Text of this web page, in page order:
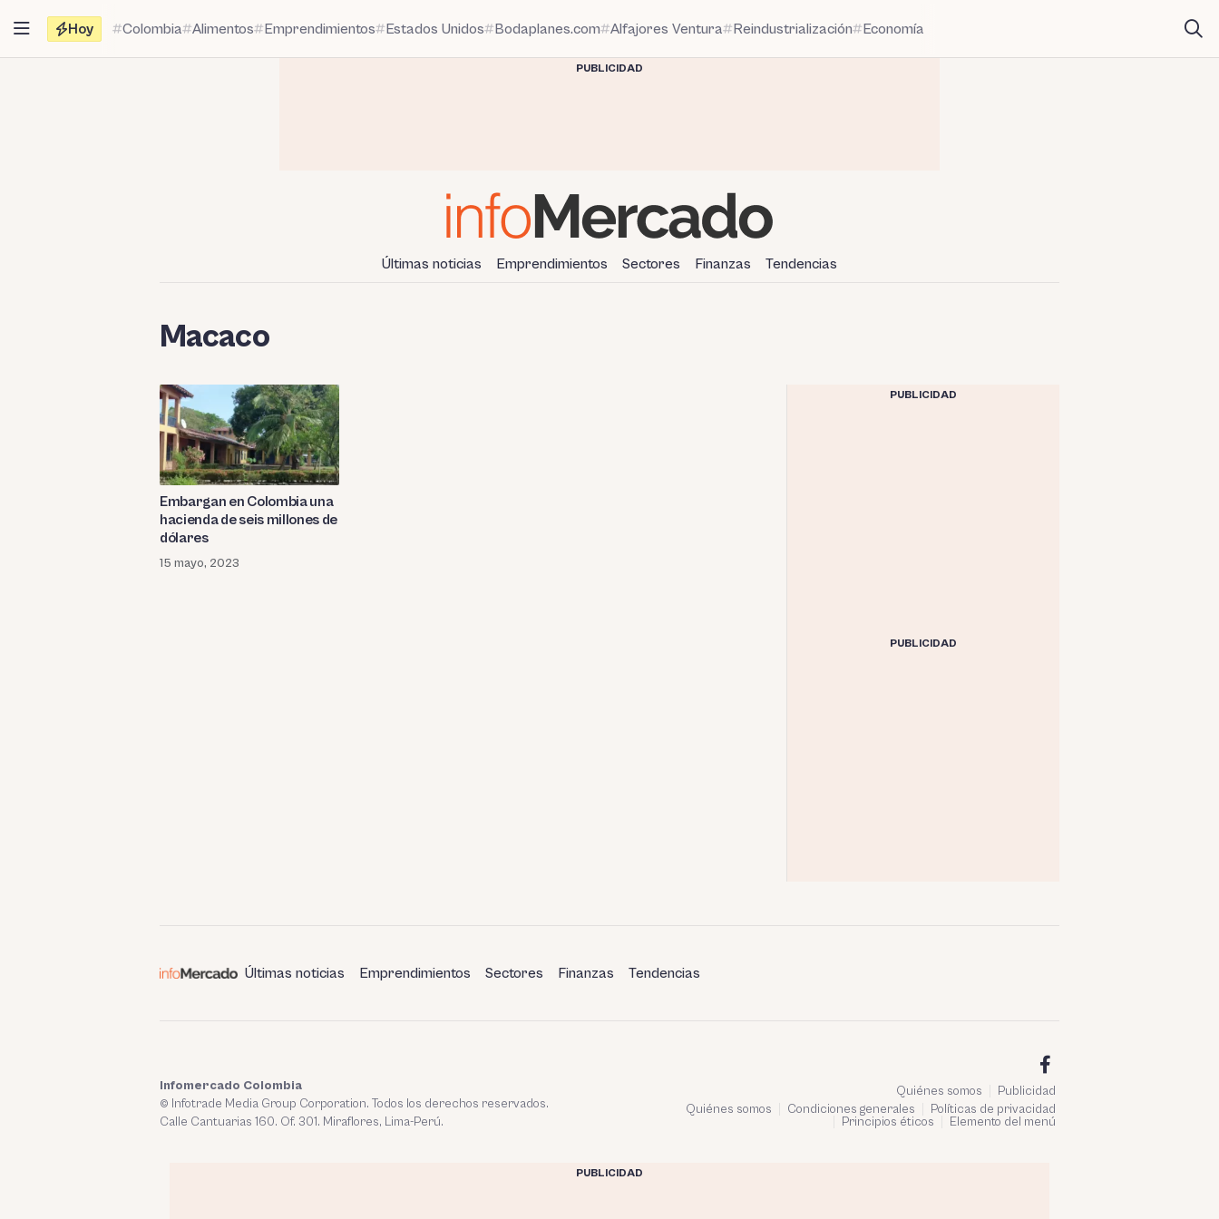
contenido
Hoy Colombia Alimentos Emprendimientos Estados Unidos Bodaplanes.com Alfajores Ventura Reindustrialización Economía
PUBLICIDAD
Últimas noticias Emprendimientos Sectores Finanzas Tendencias
Macaco
Embargan en Colombia una
hacienda de seis millones de
dólares
15 mayo, 2023
PUBLICIDAD
PUBLICIDAD
Últimas noticias Emprendimientos Sectores Finanzas Tendencias
Quiénes somos
Publicidad
Quiénes somos
Condiciones generales
Políticas de privacidad
Principios éticos
Elemento del menú
Infomercado Colombia
© Infotrade Media Group Corporation. Todos los derechos reservados.
Calle Cantuarias 160. Of. 301. Miraflores, Lima-Perú.
PUBLICIDAD